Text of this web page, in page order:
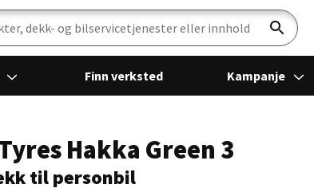
Søk
Finn verksted Kampanje
Hakka Green 3
til personbil